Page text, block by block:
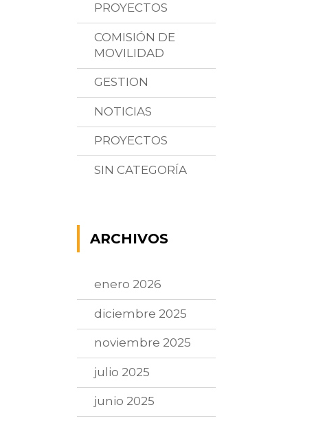
PROYECTOS
COMISIÓN DE
MOVILIDAD
GESTION
NOTICIAS
PROYECTOS
SIN CATEGORÍA
ARCHIVOS
enero 2026
diciembre 2025
noviembre 2025
julio 2025
junio 2025